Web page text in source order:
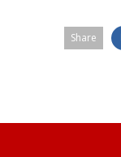
Share